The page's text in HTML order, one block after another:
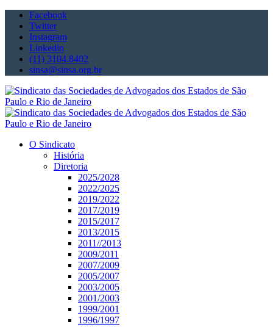
Facebook
Twitter
Instagram
Linkedin
(11) 3104.8402
sinsa@sinsa.org.br
O Sindicato
História
Diretoria
2025/2028
2022/2025
2019/2022
2017/2019
2015/2017
2013/2015
2011//2013
2009/2011
2007/2009
2005/2007
2003/2005
2001/2003
1999/2001
1996/1997